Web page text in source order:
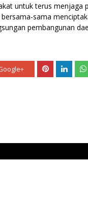
untuk terus menjaga
sama
pembangunan